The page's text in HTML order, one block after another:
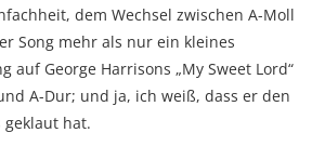
dem Wechsel zwischen A-Moll
Song mehr als nur ein kleines
auf George Harrisons „My Sweet Lord“
A-Dur; und ja, ich weiß, dass er den
geklaut hat.